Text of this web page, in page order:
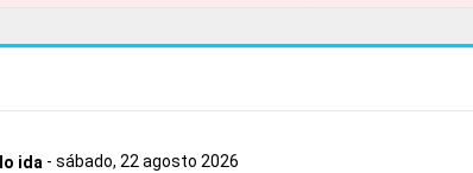
ida - sábado, 22 agosto 2026